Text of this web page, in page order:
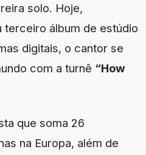
solo. Hoje,
terceiro álbum de estúdio
digitais, o cantor se
com a turnê “How
que soma 26
na Europa, além de